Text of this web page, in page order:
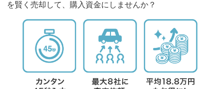
を賢く売却して、購入資金にしませんか？